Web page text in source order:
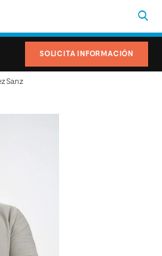
SOLICITA INFORMACIÓN
Sanz